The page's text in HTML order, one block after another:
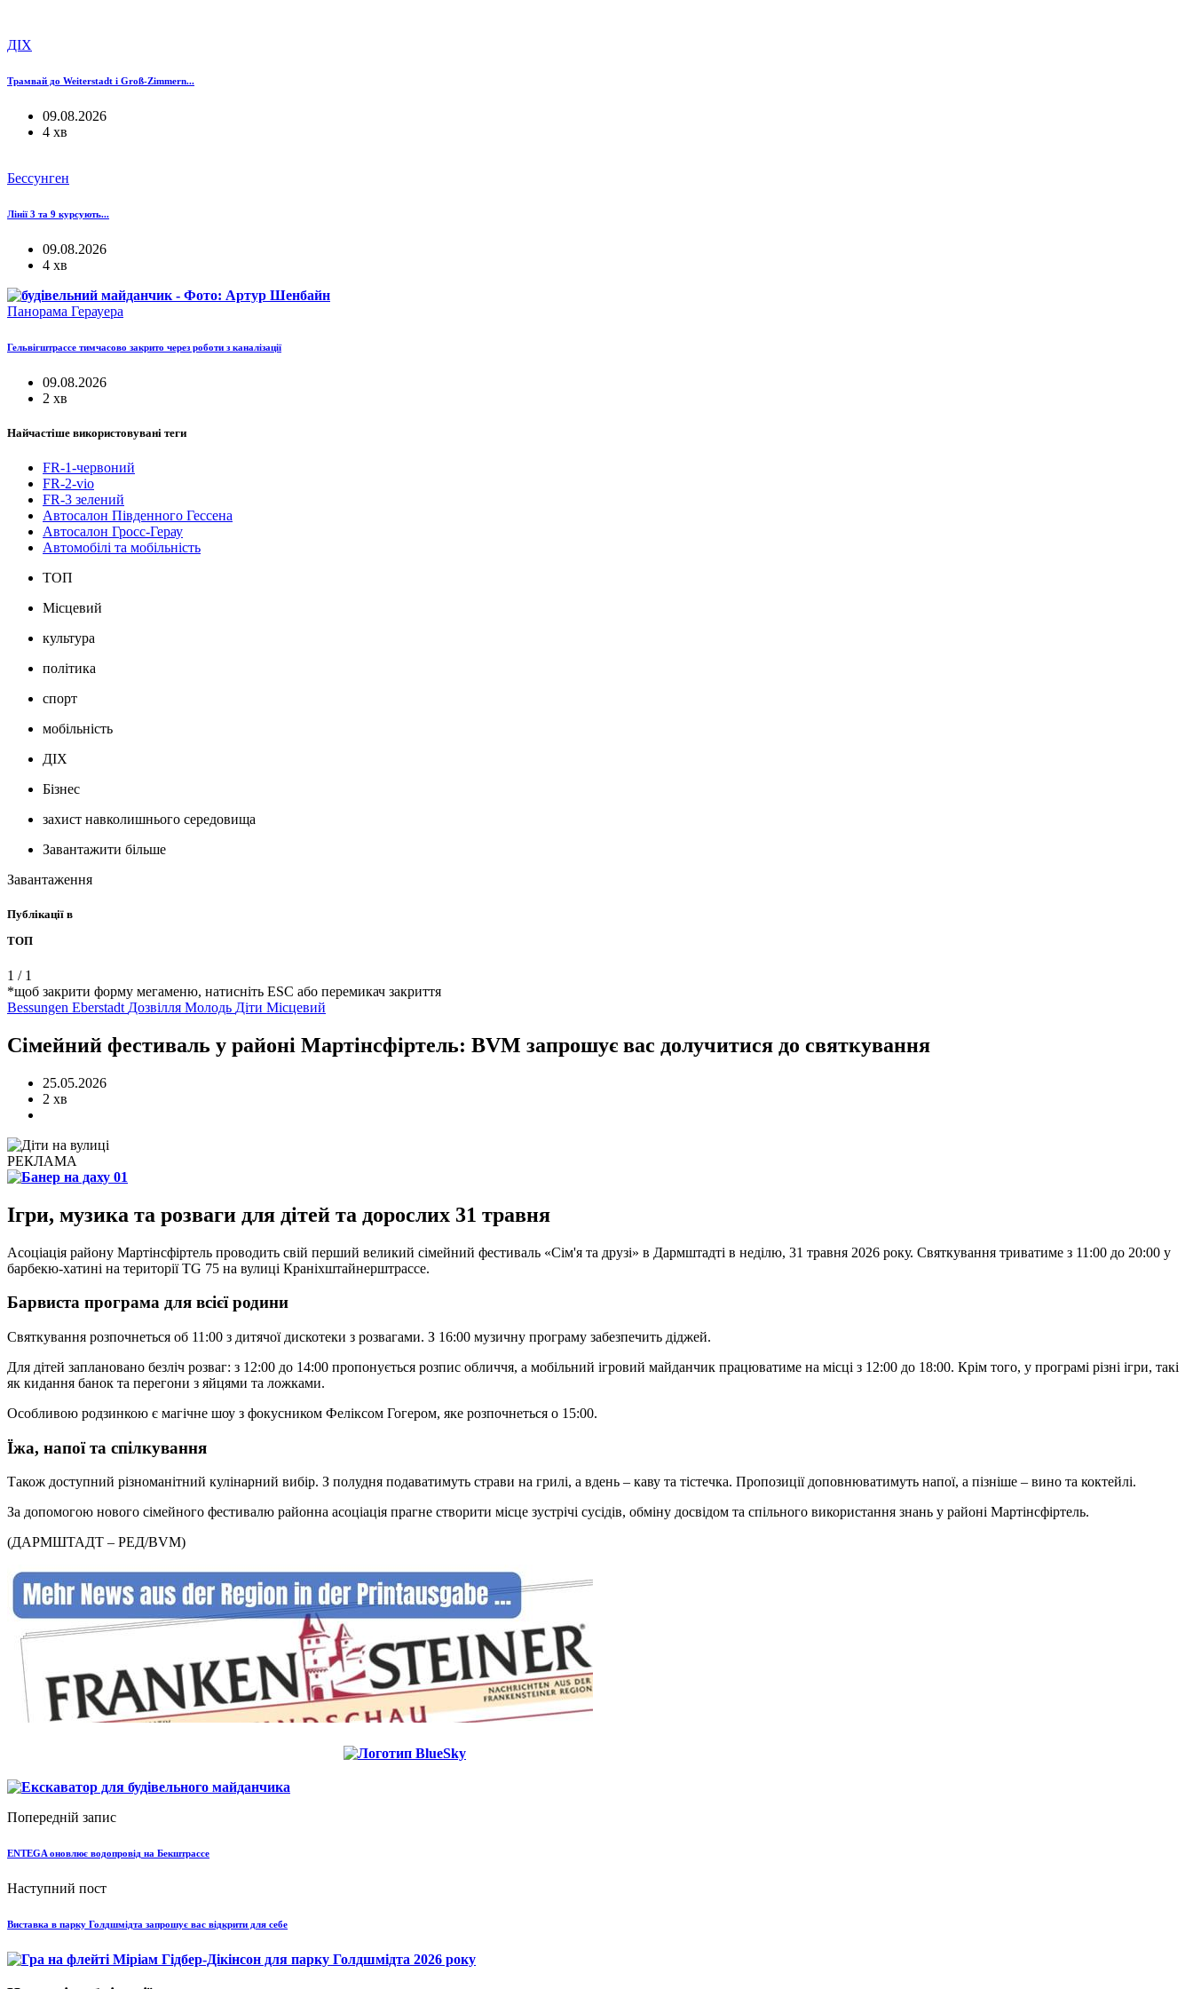
ДІХ
Трамвай до Weiterstadt і Groß-Zimmern...
09.08.2026
4 хв
Бессунген
Лінії 3 та 9 курсують...
09.08.2026
4 хв
Панорама Герауера
Гельвігштрассе тимчасово закрито через роботи з каналізації
09.08.2026
2 хв
Найчастіше використовувані теги
FR-1-червоний
FR-2-vio
FR-3 зелений
Автосалон Південного Гессена
Автосалон Гросс-Герау
Автомобілі та мобільність
ТОП
Місцевий
культура
політика
спорт
мобільність
ДІХ
Бізнес
захист навколишнього середовища
Завантажити більше
Завантаження
Публікації в
ТОП
1 / 1
*щоб закрити форму мегаменю, натисніть ESC або перемикач закриття
Bessungen Eberstadt Дозвілля Молодь Діти Місцевий
Сімейний фестиваль у районі Мартінсфіртель: BVM запрошує вас долучитися до святкування
25.05.2026
2 хв
РЕКЛАМА
Ігри, музика та розваги для дітей та дорослих 31 травня
Асоціація району Мартінсфіртель проводить свій перший великий сімейний фестиваль «Сім'я та друзі» в Дармштадті в неділю, 31 травня 2026 року. Святкування триватиме з 11:00 до 20:00 у
барбекю-хатині на території TG 75 на вулиці Краніхштайнерштрассе.
Барвиста програма для всієї родини
Святкування розпочнеться об 11:00 з дитячої дискотеки з розвагами. З 16:00 музичну програму забезпечить діджей.
Для дітей заплановано безліч розваг: з 12:00 до 14:00 пропонується розпис обличчя, а мобільний ігровий майданчик працюватиме на місці з 12:00 до 18:00. Крім того, у програмі різні ігри, такі
як кидання банок та перегони з яйцями та ложками.
Особливою родзинкою є магічне шоу з фокусником Феліксом Гогером, яке розпочнеться о 15:00.
Їжа, напої та спілкування
Також доступний різноманітний кулінарний вибір. З полудня подаватимуть страви на грилі, а вдень – каву та тістечка. Пропозиції доповнюватимуть напої, а пізніше – вино та коктейлі.
За допомогою нового сімейного фестивалю районна асоціація прагне створити місце зустрічі сусідів, обміну досвідом та спільного використання знань у районі Мартінсфіртель.
(ДАРМШТАДТ – РЕД/BVM)
Попередній запис
ENTEGA оновлює водопровід на Бекштрассе
Наступний пост
Виставка в парку Голдшмідта запрошує вас відкрити для себе